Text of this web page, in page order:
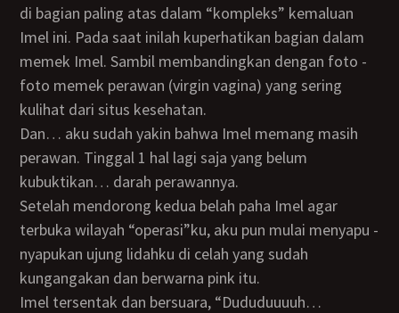
di bagian paling atas dalam “kompleks” kemaluan
Imel ini. Pada saat inilah kuperhatikan bagian dalam
memek Imel. Sambil membandingkan dengan foto -
foto memek perawan (virgin vagina) yang sering
kulihat dari situs kesehatan.
Dan… aku sudah yakin bahwa Imel memang masih
perawan. Tinggal 1 hal lagi saja yang belum
kubuktikan… darah perawannya.
Setelah mendorong kedua belah paha Imel agar
terbuka wilayah “operasi”ku, aku pun mulai menyapu -
nyapukan ujung lidahku di celah yang sudah
kungangakan dan berwarna pink itu.
Imel tersentak dan bersuara, “Dududuuuuh…